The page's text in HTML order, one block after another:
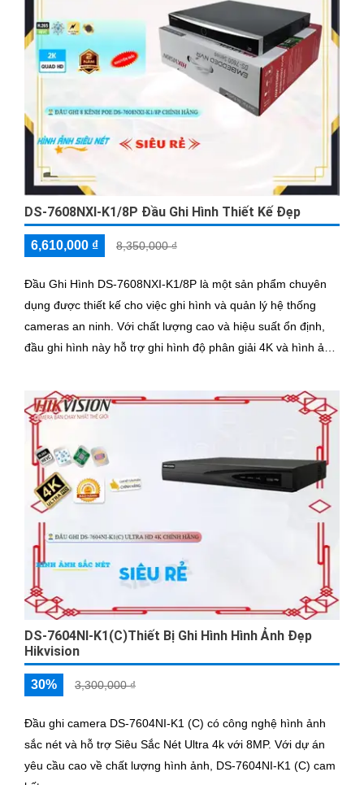
DS-7608NXI-K1/8P Đầu Ghi Hình Thiết Kế Đẹp
6,610,000 ₫ 8,350,000 ₫
Đầu Ghi Hình DS-7608NXI-K1/8P là một sản phẩm chuyên
dụng được thiết kế cho việc ghi hình và quản lý hệ thống
cameras an ninh. Với chất lượng cao và hiệu suất ổn định,
đầu ghi hình này hỗ trợ ghi hình độ phân giải 4K và hình ảnh
DS-7604NI-K1(C)Thiết Bị Ghi Hình Hình Ảnh Đẹp
Hikvision
30% 3,300,000 ₫
Đầu ghi camera DS-7604NI-K1 (C) có công nghệ hình ảnh
sắc nét và hỗ trợ Siêu Sắc Nét Ultra 4k với 8MP. Với dự án
yêu cầu cao về chất lượng hình ảnh, DS-7604NI-K1 (C) cam